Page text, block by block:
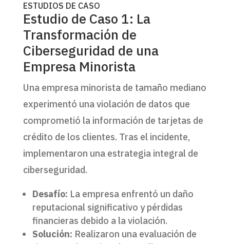
ESTUDIOS DE CASO
Estudio de Caso 1: La
Transformación de
Ciberseguridad de una
Empresa Minorista
Una empresa minorista de tamaño mediano
experimentó una violación de datos que
comprometió la información de tarjetas de
crédito de los clientes. Tras el incidente,
implementaron una estrategia integral de
ciberseguridad.
Desafío: La empresa enfrentó un daño
reputacional significativo y pérdidas
financieras debido a la violación.
Solución: Realizaron una evaluación de